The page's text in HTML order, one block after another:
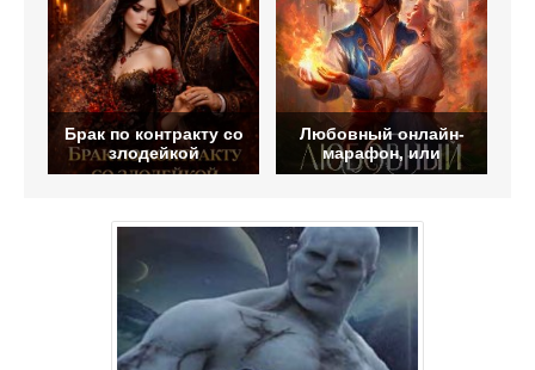
Брак по контракту со
злодейкой
Любовный онлайн-
марафон, или